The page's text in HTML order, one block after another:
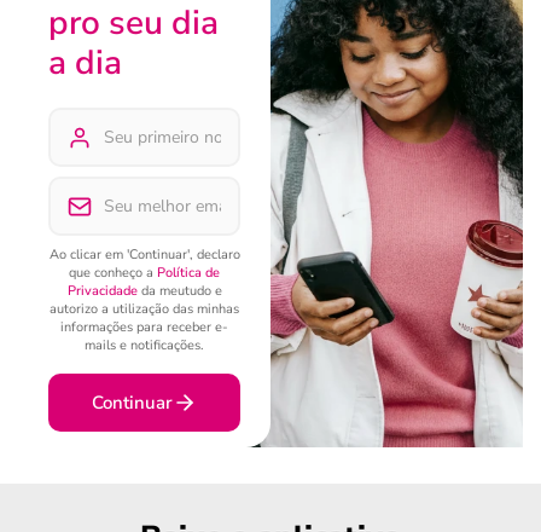
pro seu dia
a dia
Ao clicar em 'Continuar', declaro
que conheço a Política de
Privacidadeda meutudo e
autorizo a utilização das minhas
informações para receber e-
mails e notificações.
Continuar